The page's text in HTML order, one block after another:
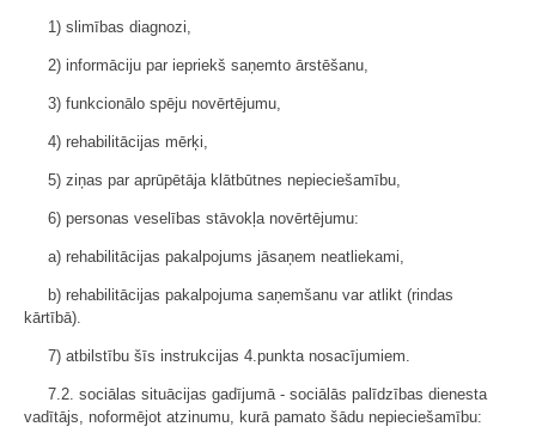
1) slimības diagnozi,
2) informāciju par iepriekš saņemto ārstēšanu,
3) funkcionālo spēju novērtējumu,
4) rehabilitācijas mērķi,
5) ziņas par aprūpētāja klātbūtnes nepieciešamību,
6) personas veselības stāvokļa novērtējumu:
a) rehabilitācijas pakalpojums jāsaņem neatliekami,
b) rehabilitācijas pakalpojuma saņemšanu var atlikt (rindas
kārtībā).
7) atbilstību šīs instrukcijas 4.punkta nosacījumiem.
7.2. sociālas situācijas gadījumā - sociālās palīdzības dienesta
vadītājs, noformējot atzinumu, kurā pamato šādu nepieciešamību: